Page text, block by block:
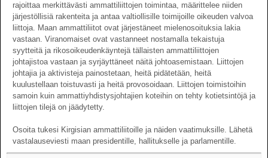
rajoittaa merkittävästi ammattiliittojen toimintaa, määrittelee niiden
järjestöllisiä rakenteita ja antaa valtiollisille toimijoille oikeuden valvoa
liittoja. Maan ammattiliitot ovat järjestäneet mielenosoituksia lakia
vastaan. Viranomaiset ovat vastanneet nostamalla tekaistuja
syytteitä ja rikosoikeudenkäyntejä tällaisten ammattiliittojen
johtajistoa vastaan ja syrjäyttäneet näitä johtoasemistaan. Liittojen
johtajia ja aktivisteja painostetaan, heitä pidätetään, heitä
kuulustellaan toistuvasti ja heitä provosoidaan. Liittojen toimistoihin
samoin kuin ammattiyhdistysjohtajien koteihin on tehty kotietsintöjä ja
liittojen tilejä on jäädytetty.
Osoita tukesi Kirgisian ammattiliitoille ja näiden vaatimuksille. Lähetä
vastalauseviesti maan presidentille, hallitukselle ja parlamentille.